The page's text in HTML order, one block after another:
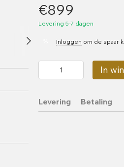
€899
Levering 5-7 dagen
Inloggen om de spaar
In
Levering Betaling